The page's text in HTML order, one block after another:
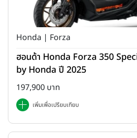
Honda | Forza
ฮอนด้า Honda Forza 350
by Honda ปี 2025
197,900 บาท
เพิ่มเพื่อเปรียบเทียบ